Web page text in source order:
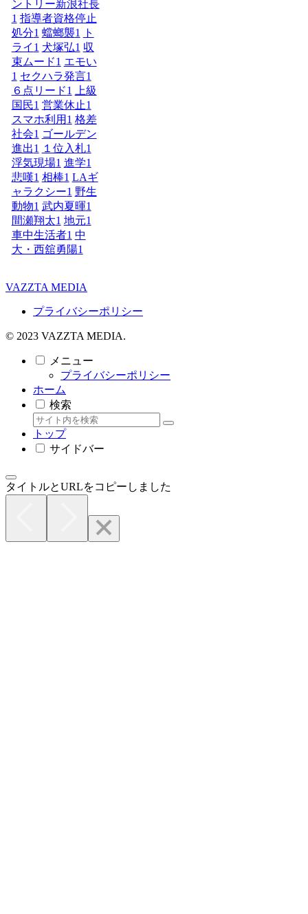
ントリー新浪社長
1 指導者資格停止
処分1 蟷螂襲1
ト
ライ 1 犬塚弘1 収
束ムード1 エモい
1 セクハラ発言1
６点リード1
上級
国民1 営業休止1
スマホ利用 1 格差
社会1 ゴールデン
進出1 １位入札1
浮気現場1 進学1
悲嘆1 相棒1 LAギ
ャラクシー1 野生
動物1 武内夏暉1
間瀬翔太1 地元1
車中生活者1 中
大・西舘勇陽1
VAZZTA MEDIA
プライバシーポリシー
© 2023 VAZZTA MEDIA.
メニュー
プライバシーポリシー
ホーム
検索
トップ
サイドバー
タイトルとURLをコピーしました